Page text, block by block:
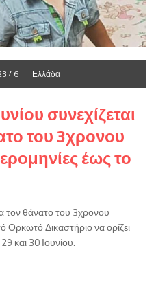
Ελλάδα
συνεχίζεται
του 3χρονου
έως το
τον θάνατο του 3χρονου
Ορκωτό Δικαστήριο να ορίζει
και 30 Ιουνίου.